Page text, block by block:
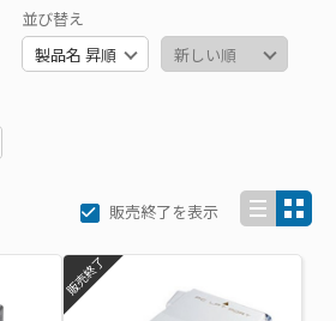
並び替え
販売終了を表示
販売終了